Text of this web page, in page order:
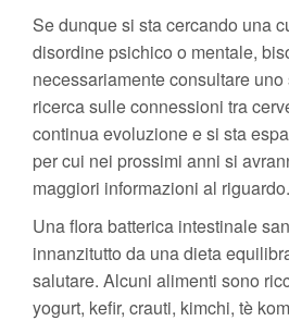
Se dunque si sta cercando una
disordine psichico o mentale,
necessariamente consultare
ricerca sulle connessioni tra
continua evoluzione e si sta
per cui nei prossimi anni si
maggiori informazioni al riguardo.
Una flora batterica intestinale
innanzitutto da una dieta
salutare. Alcuni alimenti sono
yogurt, kefir, crauti, kimchi, tè